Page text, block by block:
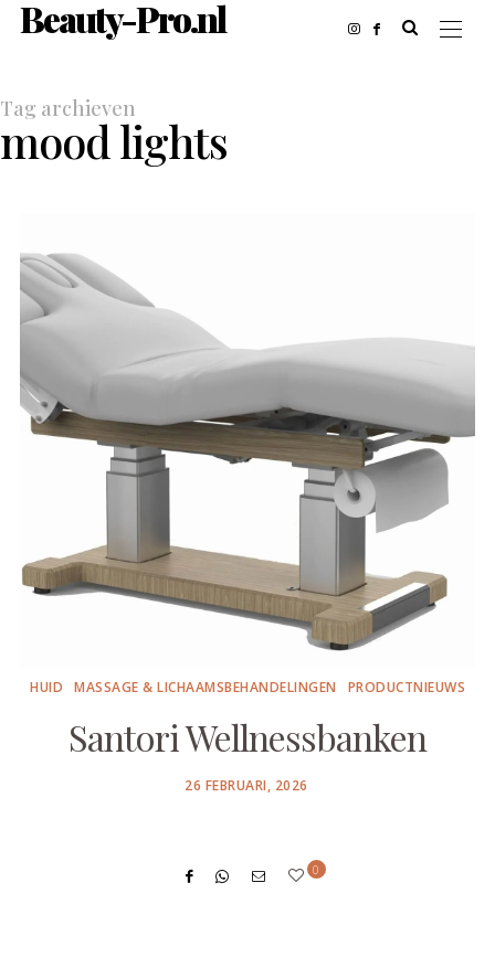
Beauty-Pro.nl
Tag archieven
mood lights
HUID MASSAGE & LICHAAMSBEHANDELINGEN PRODUCTNIEUWS
Santori Wellnessbanken
POSTED
26 FEBRUARI, 2026
0